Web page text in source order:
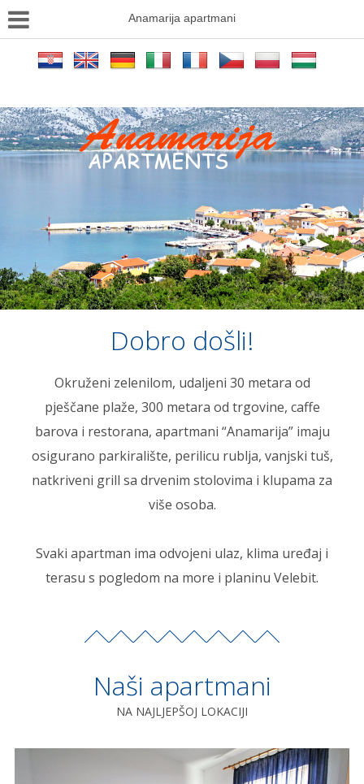
Anamarija apartmani
Dobro došli!
Okruženi zelenilom, udaljeni 30 metara od
pješčane plaže, 300 metara od trgovine, caffe
barova i restorana, apartmani “Anamarija” imaju
osigurano parkiralište, perilicu rublja, vanjski tuš,
natkriveni grill sa drvenim stolovima i klupama za
više osoba.
Svaki apartman ima odvojeni ulaz, klima uređaj i
terasu s pogledom na more i planinu Velebit.
Naši apartmani
NA NAJLJEPŠOJ LOKACIJI